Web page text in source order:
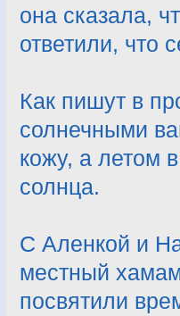
она сказала,
ответили, что
Как пишут в
солнечными
кожу, а летом
солнца.
С Аленкой и
местный хамам
посвятили